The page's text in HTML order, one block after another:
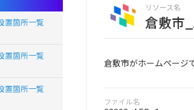
リソース名
倉敷市
倉敷市がホームページ
ファイル名
置箇所一覧
置箇所一覧
置箇所一覧